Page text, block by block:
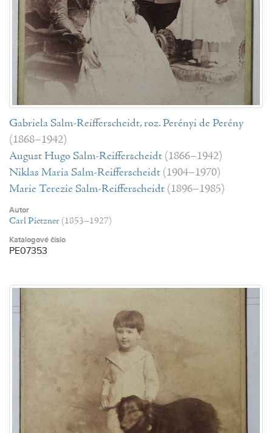
Gabriela Salm-Reifferscheidt, roz. Perényi de Perény
(1868–1942)
August Hugo Salm-Reifferscheidt (1866–1942)
Niklas Maria Salm-Reifferscheidt (1904–1970)
Marie Terezie Salm-Reifferscheidt (1896–1985)
Autor
Carl Pietzner (1853–1927)
Katalogové číslo
PE07353